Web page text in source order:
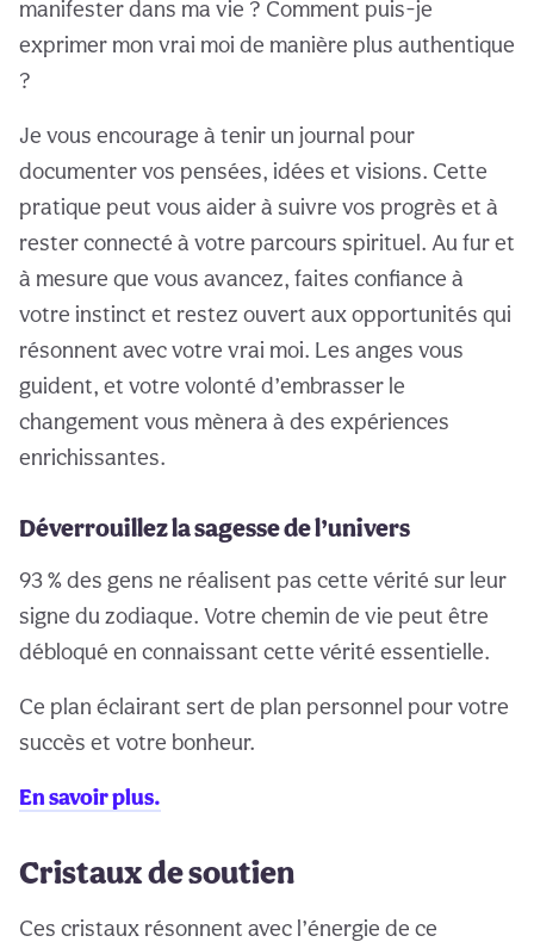
manifester dans ma vie ? Comment puis-je
exprimer mon vrai moi de manière plus authentique
?
Je vous encourage à tenir un journal pour
documenter vos pensées, idées et visions. Cette
pratique peut vous aider à suivre vos progrès et à
rester connecté à votre parcours spirituel. Au fur et
à mesure que vous avancez, faites confiance à
votre instinct et restez ouvert aux opportunités qui
résonnent avec votre vrai moi. Les anges vous
guident, et votre volonté d’embrasser le
changement vous mènera à des expériences
enrichissantes.
Déverrouillez la sagesse de l’univers
93 % des gens ne réalisent pas cette vérité sur leur
signe du zodiaque. Votre chemin de vie peut être
débloqué en connaissant cette vérité essentielle.
Ce plan éclairant sert de plan personnel pour votre
succès et votre bonheur.
En savoir plus.
Cristaux de soutien
Ces cristaux résonnent avec l’énergie de ce